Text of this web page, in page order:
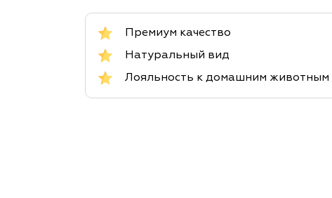
Премиум качество
Натуральный вид
Лояльность к домашним животным